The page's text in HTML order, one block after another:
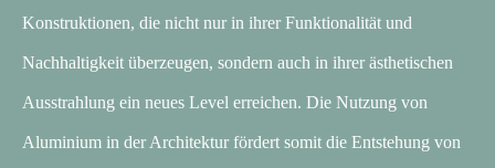
Konstruktionen, die nicht nur in ihrer Funktionalität und
Nachhaltigkeit überzeugen, sondern auch in ihrer ästhetischen
Ausstrahlung ein neues Level erreichen. Die Nutzung von
Aluminium in der Architektur fördert somit die Entstehung von